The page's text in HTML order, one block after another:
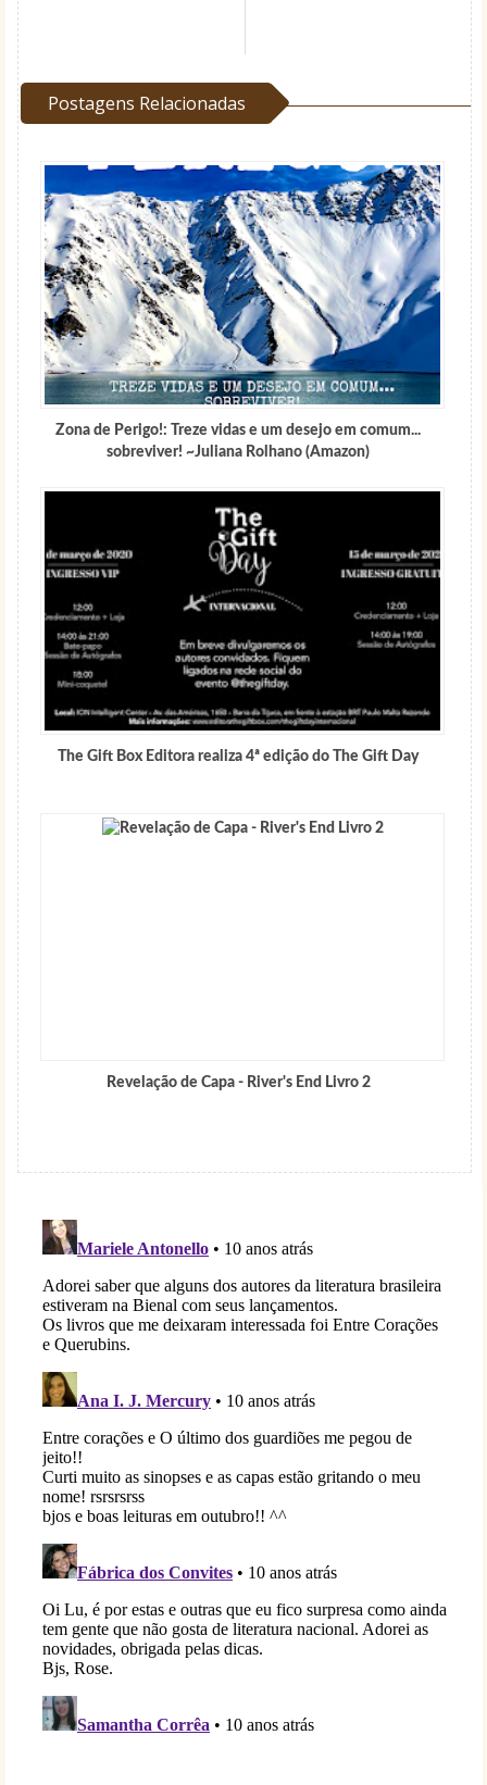
Postagens Relacionadas
Zona de Perigo!: Treze vidas e um desejo em comum...
sobreviver! ~Juliana Rolhano (Amazon)
The Gift Box Editora realiza 4ª edição do The Gift Day
Revelação de Capa - River's End Livro 2